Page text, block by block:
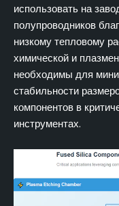
использовать на
полупроводников
низкому тепловому
химической и
необходимы для
стабильности
компонентов в
инструментах.